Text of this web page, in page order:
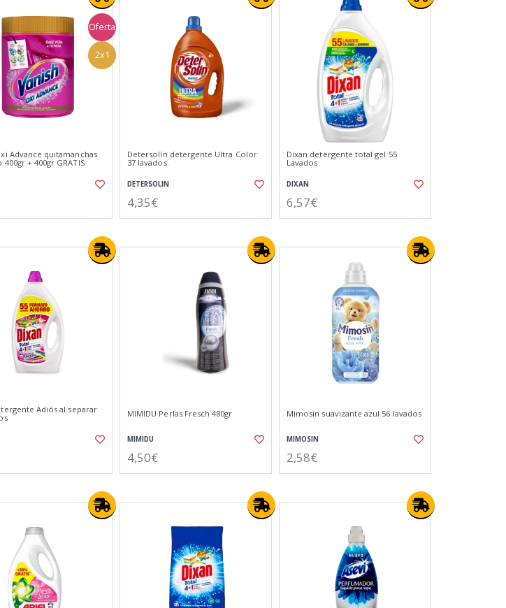
Oferta
2x1
Advance quitamanchas
+ 400gr GRATIS
Detersolín detergente Ultra Color
37 lavados.
DETERSOLIN
4,35€
Dixan detergente total gel 55
Lavados
DIXAN
6,57€
Adiós al separar
MIMIDU Perlas Fresch 480gr
MIMIDU
4,50€
Mimosin suavizante azul 56 lavados
MIMOSIN
2,58€